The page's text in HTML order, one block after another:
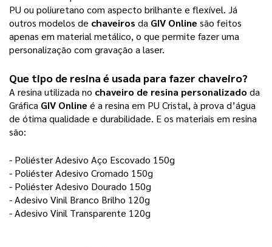
PU ou poliuretano com aspecto brilhante e flexível. Já
outros modelos de chaveiros da GIV Online são feitos
apenas em material metálico, o que permite fazer uma
personalização com gravação a laser.
Que tipo de resina é usada para fazer chaveiro?
A resina utilizada no chaveiro de resina personalizado da
Gráfica GIV Online é a resina em PU Cristal, à prova d’água
de ótima qualidade e durabilidade. E os materiais em resina
são:
- Poliéster Adesivo Aço Escovado 150g
- Poliéster Adesivo Cromado 150g
- Poliéster Adesivo Dourado 150g
- Adesivo Vinil Branco Brilho 120g
- Adesivo Vinil Transparente 120g